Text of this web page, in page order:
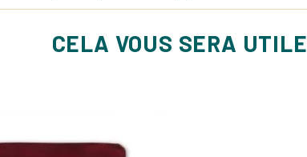
CELA VOUS SERA UTILE